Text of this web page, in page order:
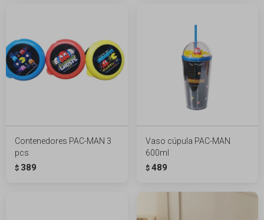
Contenedores PAC-MAN 3
pcs
$ 389
Vaso cúpula PAC-MAN
600ml
$ 489